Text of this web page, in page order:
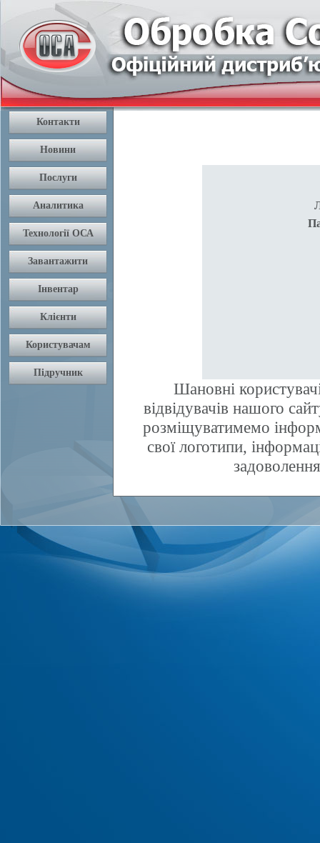
Шановні
відвідувачів нашого
розміщуватимемо
свої логотипи,